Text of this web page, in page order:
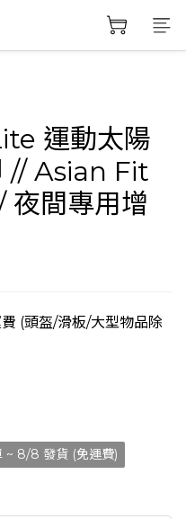
運動太陽
// Asian Fit
夜間專用增
(頭盔/滑板/大型物品除
8/8 發貨 (免運費)